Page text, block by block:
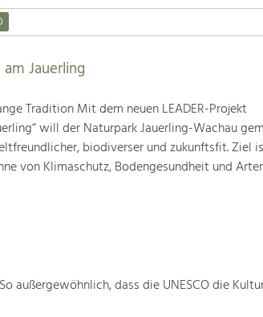
Jauerling
Tradition Mit dem neuen LEADER-Projekt
will der Naturpark Jauerling-Wachau
biodiverser und zukunftsfit. Ziel
von Klimaschutz, Bodengesundheit und
außergewöhnlich, dass die UNESCO die